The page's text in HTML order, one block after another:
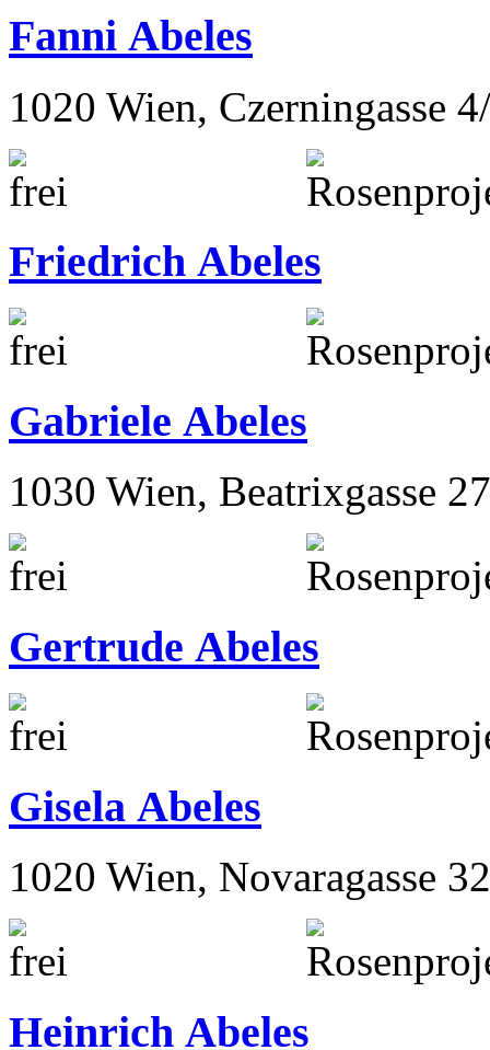
1190 Wien, Hardtgasse 23/
Fanni Abeles
1020 Wien, Czerningasse
Friedrich Abeles
Gabriele Abeles
1030 Wien, Beatrixgasse
Gertrude Abeles
Gisela Abeles
1020 Wien, Novaragasse